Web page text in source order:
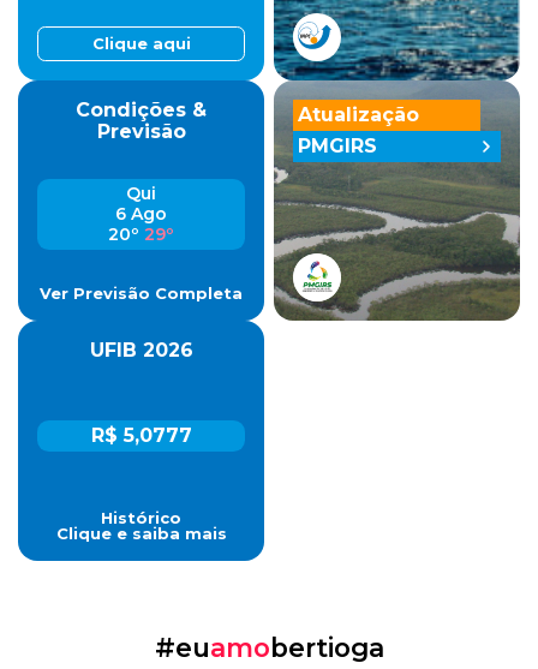
Clique aqui
Condições &
Previsão
Qui
6 Ago
20º 29º
Ver Previsão Completa
UFIB 2026
R$ 5,0777
Histórico
Clique e saiba mais
Atualização
PMGIRS
#euamobertioga